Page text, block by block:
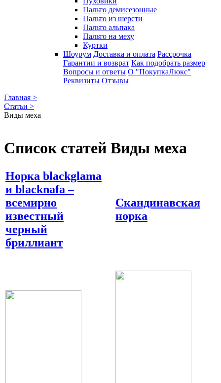
Пальто демисезонные
Пальто из шерсти
Пальто альпака
Пальто на меху
Куртки
Шоурум Доставка и оплата Рассрочка
Гарантии и возврат Как подобрать размер
Вопросы и ответы О "ПокупкаЛюкс"
Реквизиты Отзывы
Главная >
Статьи >
Виды меха
Список статей Виды меха
Норка blackglama
и blacknafa –
всемирно
известный
черный
бриллиант
Скандинавская
норка